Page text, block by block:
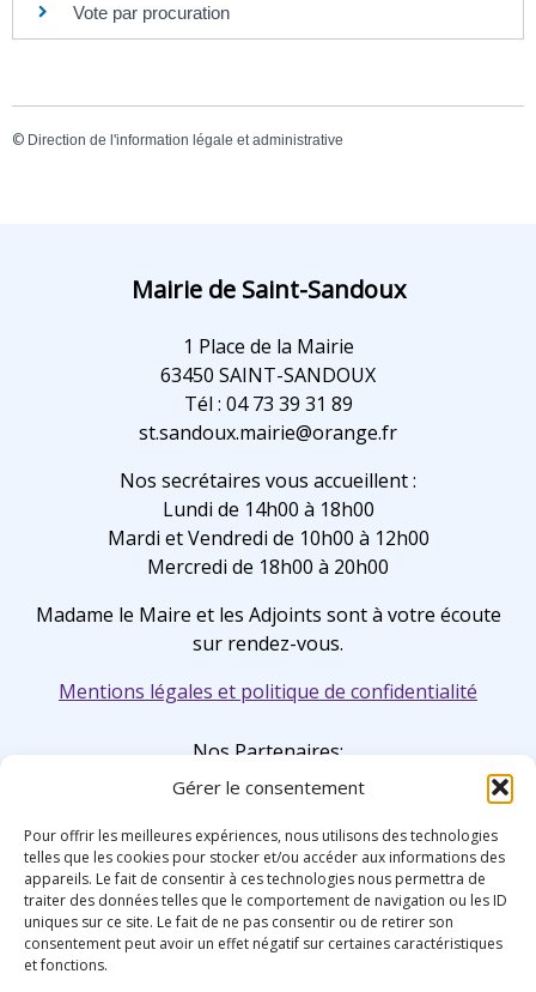
Gérer le consentement
Pour offrir les meilleures expériences, nous utilisons des technologies
telles que les cookies pour stocker et/ou accéder aux informations des
appareils. Le fait de consentir à ces technologies nous permettra de
traiter des données telles que le comportement de navigation ou les ID
uniques sur ce site. Le fait de ne pas consentir ou de retirer son
consentement peut avoir un effet négatif sur certaines caractéristiques
et fonctions.
Vote par procuration
© Direction de l'information légale et administrative
Mairie de Saint-Sandoux
1 Place de la Mairie
63450 SAINT-SANDOUX
Tél : 04 73 39 31 89
st.sandoux.mairie@orange.fr
Nos secrétaires vous accueillent :
Lundi de 14h00 à 18h00
Mardi et Vendredi de 10h00 à 12h00
Mercredi de 18h00 à 20h00
Madame le Maire et les Adjoints sont à votre écoute
sur rendez-vous.
Mentions légales et politique de confidentialité
Nos Partenaires: